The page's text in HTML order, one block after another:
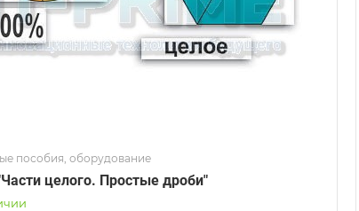
пособия, оборудование
целого. Простые дроби"